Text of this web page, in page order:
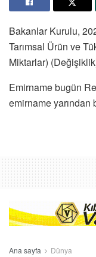
Bakanlar Kurulu,
Tarımsal Ürün ve
Miktarlar)
Emirname bugün
emirname
Ana sayfa Dünya